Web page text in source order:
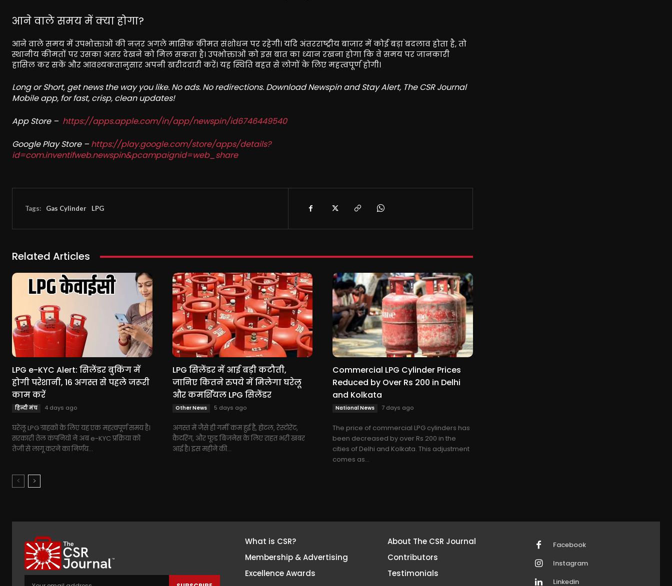
आने वाले समय में क्या होगा?
आने वाले समय में उपभोक्ताओं की नज़र अगले मासिक कीमत संशोधन पर रहेगी। यदि अंतरराष्ट्रीय बाजार में कोई बड़ा बदलाव होता है, तो
स्थानीय कीमतों पर उसका असर देखने को मिल सकता है। उपभोक्ताओं को इस बात का ध्यान रखना होगा कि वे समय पर जानकारी
हासिल कर सकें और आवश्यकतानुसार अपनी खरीददारी करें। यह स्थिति बहत से लोगों के लिए महत्वपूर्ण होगी।
Long or Short, get news the way you like. No ads. No redirections. Download Newspin and Stay Alert, The CSR Journal
Mobile app, for fast, crisp, clean updates!
App Store – https://apps.apple.com/in/app/newspin/id6746449540
Google Play Store – https://play.google.com/store/apps/details?
id=com.inventifweb.newspin&pcampaignid=web_share
Tags: Gas Cylinder LPG
Related Articles
LPG e-KYC Alert: सिलेंडर बुकिंग में
होगी परेशानी, 16 अगस्त से पहले जरूरी
काम करें
हिन्दी मंच 4 days ago
घरेलू LPG ग्राहकों के लिए यह एक महत्वपूर्ण समय है।
सरकारी तेल कंपनियों ने अब e-KYC प्रक्रिया को
तेजी से लागू करने का निर्णय...
LPG सिलेंडर में आई बड़ी कटौती,
जानिए कितने रुपये में मिलेगा घरेलू
और कमर्शियल LPG सिलेंडर
Other News 5 days ago
अगस्त में जैसे ही गर्मी कम हुई है, होटल, रेस्टोरेंट,
कैटरिंग, और फूड बिजनेस के लिए राहत भरी खबर
आई है। इस महीने की...
Commercial LPG Cylinder Prices
Reduced by Over Rs 200 in Delhi
and Kolkata
National News 7 days ago
The price of commercial LPG cylinders has
been decreased by over Rs 200 in the
cities of Delhi and Kolkata. This adjustment
comes as...
What is CSR?
Membership & Advertising
Excellence Awards
About The CSR Journal
Contributors
Testimonials
Facebook
Instagram
Linkedin